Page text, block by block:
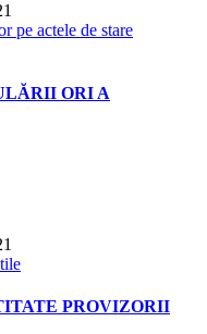
pe actele de stare
ORI A
PROVIZORII